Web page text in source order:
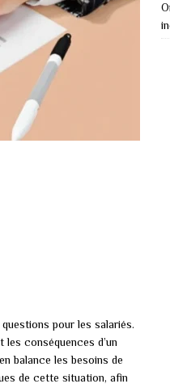
pour les salariés.
conséquences d’un
balance les besoins de
de cette situation, afin